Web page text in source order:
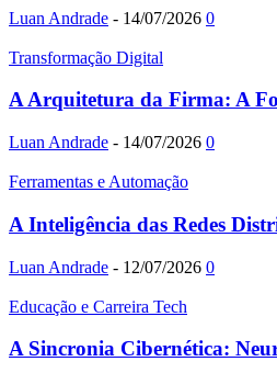
Luan Andrade - 14/07/2026 0
Transformação Digital
A Arquitetura da Firma: A
Luan Andrade - 14/07/2026 0
Ferramentas e Automação
A Inteligência das Redes
Luan Andrade - 12/07/2026 0
Educação e Carreira Tech
A Sincronia Cibernética: